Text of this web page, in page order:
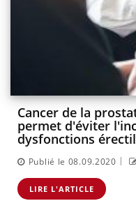
Cancer de la
permet d'éviter
dysfonctions
Publié le 08.09.2020 |
LIRE L'ARTICLE